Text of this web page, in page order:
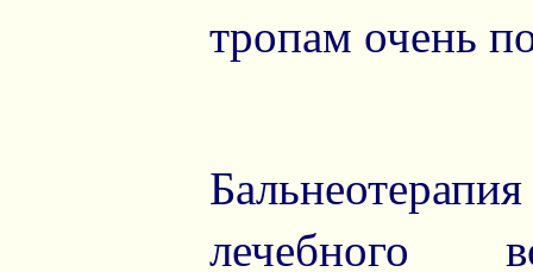
тропам очень
лечебного